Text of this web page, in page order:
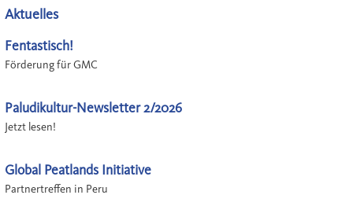
Aktuelles
Fentastisch!
Förderung für GMC
Paludikultur-Newsletter 2/2026
Jetzt lesen!
Global Peatlands Initiative
Partnertreffen in Peru